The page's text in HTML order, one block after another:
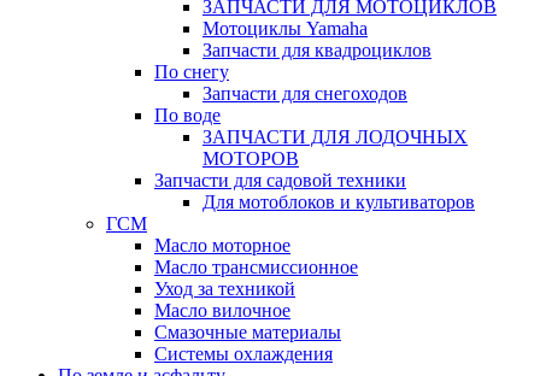
ЗАПЧАСТИ ДЛЯ МОТОЦИКЛОВ
Мотоциклы Yamaha
Запчасти для квадроциклов
По снегу
Запчасти для снегоходов
По воде
ЗАПЧАСТИ ДЛЯ ЛОДОЧНЫХ
МОТОРОВ
Запчасти для садовой техники
Для мотоблоков и культиваторов
ГСМ
Масло моторное
Масло трансмиссионное
Уход за техникой
Масло вилочное
Смазочные материалы
Системы охлаждения